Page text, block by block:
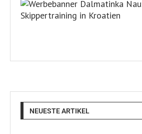
NEUESTE ARTIKEL